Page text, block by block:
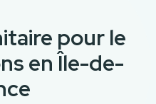
pour le
en Île-de-